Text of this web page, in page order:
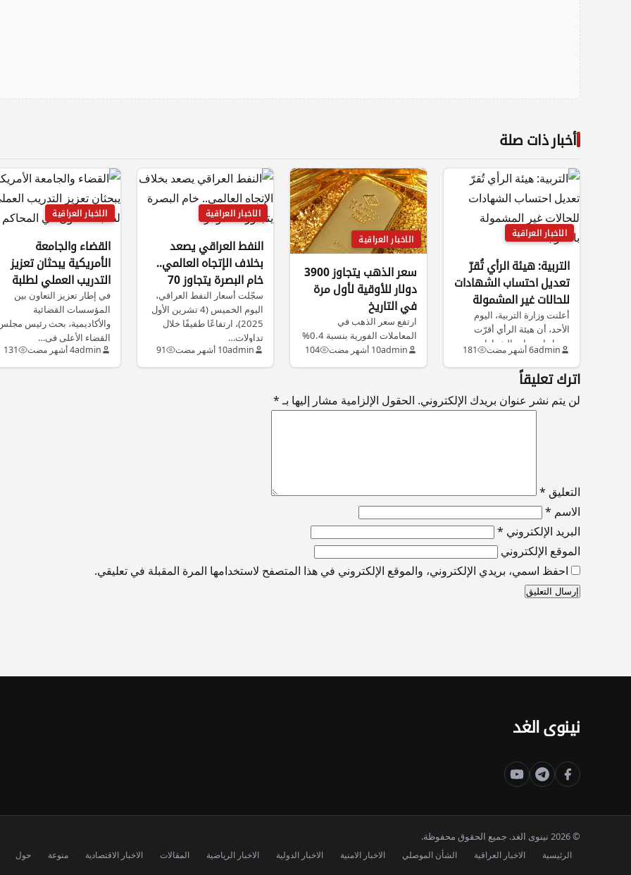
أخبار ذات صلة
الاخبار العراقية
التربية: هيئة الرأي تُقرّ
تعديل احتساب الشهادات
للحالات غير المشمولة
بالضوابط
أعلنت وزارة التربية، اليوم
الأحد، أن هيئة الرأي أقرّت
تعديل احتساب الشهادات
للحالات غير…
admin6 أشهر مضت 181
الاخبار العراقية
سعر الذهب يتجاوز 3900
دولار للأوقية لأول مرة
في التاريخ
ارتفع سعر الذهب في
المعاملات الفورية بنسبة 0.4%
ليصل إلى 3900.40 دولار
admin10 أشهر مضت 104
الاخبار العراقية
النفط العراقي يصعد
بخلاف الإتجاه العالمي..
خام البصرة يتجاوز 70
دولارًا
سجّلت أسعار النفط العراقي،
اليوم الخميس (4 تشرين الأول
2025)، ارتفاعًا طفيفًا خلال
تداولات…
admin10 أشهر مضت 91
الاخبار العراقية
القضاء والجامعة
الأمريكية يبحثان تعزيز
التدريب العملي لطلبة
القانون في المحاكم
في إطار تعزيز التعاون بين
المؤسسات القضائية
والأكاديمية، بحث رئيس
القضاء الأعلى في…
admin4 أشهر مضت 131
اترك تعليقاً
لن يتم نشر عنوان بريدك الإلكتروني. الحقول الإلزامية مشار إليها بـ*
التعليق *
الاسم *
البريد الإلكتروني *
الموقع الإلكتروني
احفظ اسمي، بريدي الإلكتروني، والموقع الإلكتروني في هذا المتصفح لاستخدامها المرة المقبلة في تعليقي.
نينوى الغد
© 2026 نينوى الغد. جميع الحقوق محفوظة.
الرئيسية الاخبار العراقية الشأن الموصلي الاخبار الامنية الاخبار الدولية الاخبار الرياضية المقالات الاخبار الاقتصادية منوعة حول